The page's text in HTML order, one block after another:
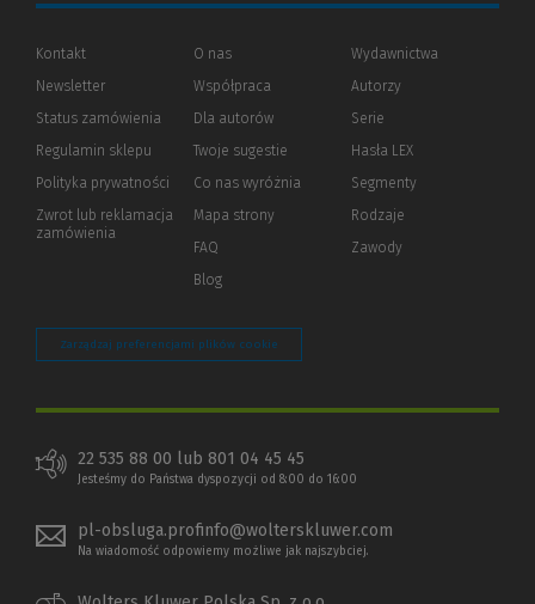
Kontakt
Newsletter
Status zamówienia
Regulamin sklepu
Polityka prywatności (Nowe
(Link
innej
Zwrot lub reklamacja
zamówienia
O nas
Współpraca
Dla autorów(Nowe
(Link
innej
strony)
Twoje sugestie
Co nas wyróżnia
Mapa strony
FAQ
Blog
Wydawnictwa
Autorzy
Serie
Hasła LEX
Segmenty
Rodzaje
Zawody
Zarządzaj preferencjami plików cookie
22 535 88 00 lub 801 04 45 45
Jesteśmy do Państwa dyspozycji od 8:00 do 16:00
pl-obsluga.profinfo@wolterskluwer.com
Na wiadomość odpowiemy możliwe jak najszybciej.